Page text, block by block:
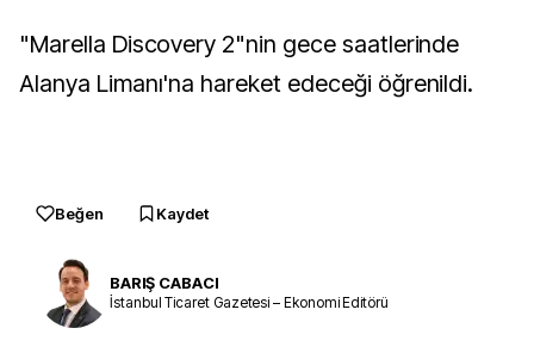
"Marella Discovery 2"nin gece saatlerinde
Alanya Limanı'na hareket edeceği öğrenildi.
Beğen Kaydet
BARIŞ CABACI
İstanbul Ticaret Gazetesi – Ekonomi Editörü